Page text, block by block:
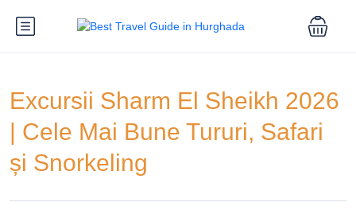
Excursii Sharm El Sheikh 2026
| Cele Mai Bune Tururi, Safari
și Snorkeling